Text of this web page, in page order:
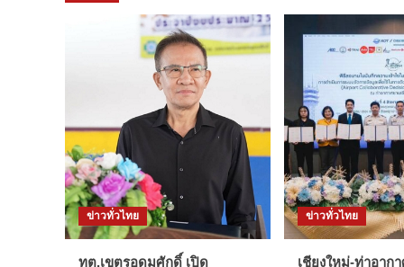
ข่าวทั่วไทย
ทต.เขตรอุดมศักดิ์ เปิด
ข่าวทั่วไทย
เชียงใหม่-ท่าอาก